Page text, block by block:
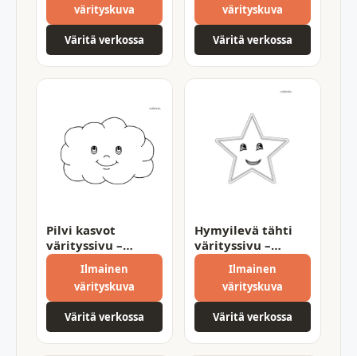
värityskuva
Väritä verkossa
värityskuva
Väritä verkossa
Pilvi kasvot
värityssivu –
tulosta omaksi
Ilmainen
värityskuva
Väritä verkossa
Hymyilevä tähti
värityssivu –
iloinen ja valoisa
tulostettava
Ilmainen
värityskuva
Väritä verkossa